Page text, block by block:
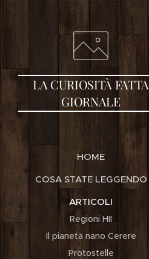
LA CURIOSITÀ FATTA
GIORNALE
HOME
COSA STATE LEGGENDO
ARTICOLI
Regioni HII
Il pianeta nano Cerere
Protostelle